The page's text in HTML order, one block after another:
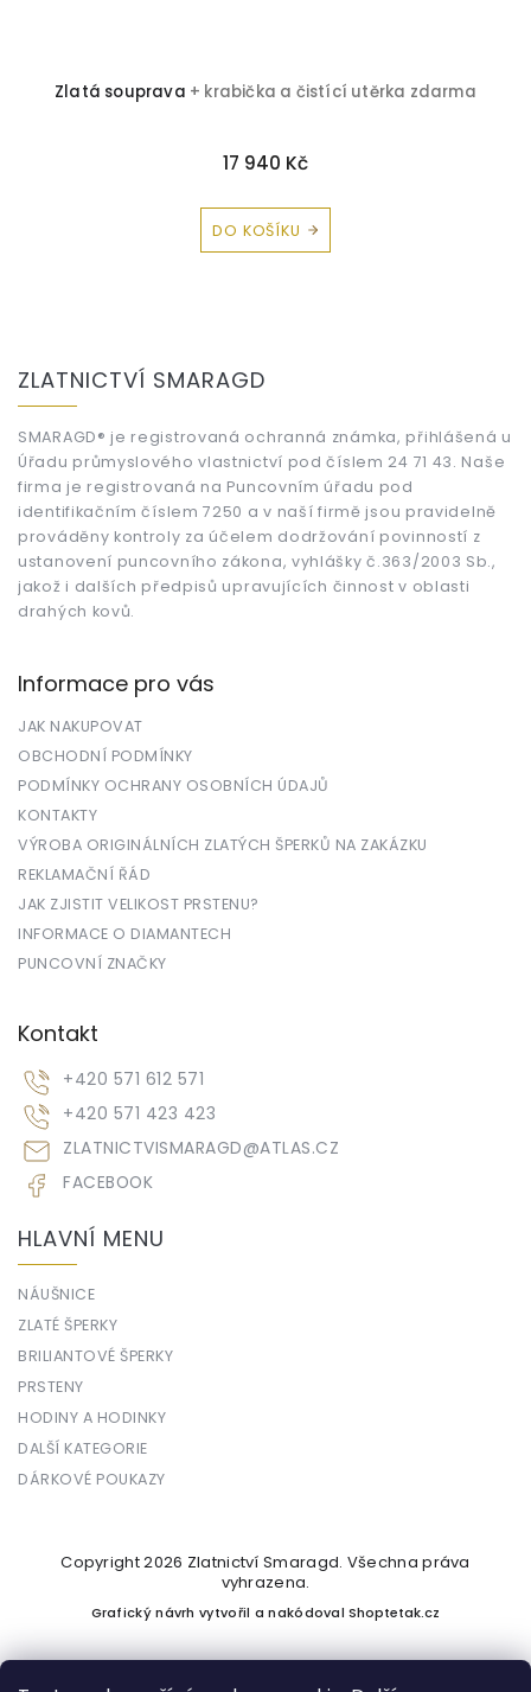
Zlatá souprava + krabička a čistící utěrka zdarma
17 940 Kč
DO KOŠÍKU
ZLATNICTVÍ SMARAGD
SMARAGD® je registrovaná ochranná známka, přihlášená u
Úřadu průmyslového vlastnictví pod číslem 24 71 43. Naše
firma je registrovaná na Puncovním úřadu pod
identifikačním číslem 7250 a v naší firmě jsou pravidelně
prováděny kontroly za účelem dodržování povinností z
ustanovení puncovního zákona, vyhlášky č.363/2003 Sb.,
jakož i dalších předpisů upravujících činnost v oblasti
drahých kovů.
Informace pro vás
JAK NAKUPOVAT
OBCHODNÍ PODMÍNKY
PODMÍNKY OCHRANY OSOBNÍCH ÚDAJŮ
KONTAKTY
VÝROBA ORIGINÁLNÍCH ZLATÝCH ŠPERKŮ NA ZAKÁZKU
REKLAMAČNÍ ŘÁD
JAK ZJISTIT VELIKOST PRSTENU?
INFORMACE O DIAMANTECH
PUNCOVNÍ ZNAČKY
Kontakt
ZLATNICTVISMARAGD@ATLAS.CZ
+420 571 612 571
+420 571 423 423
FACEBOOK
HLAVNÍ MENU
NÁUŠNICE
ZLATÉ ŠPERKY
BRILIANTOVÉ ŠPERKY
PRSTENY
HODINY A HODINKY
DALŠÍ KATEGORIE
DÁRKOVÉ POUKAZY
Copyright 2026 Zlatnictví Smaragd. Všechna práva
vyhrazena.
Grafický návrh vytvořil a nakódovalShoptetak.cz